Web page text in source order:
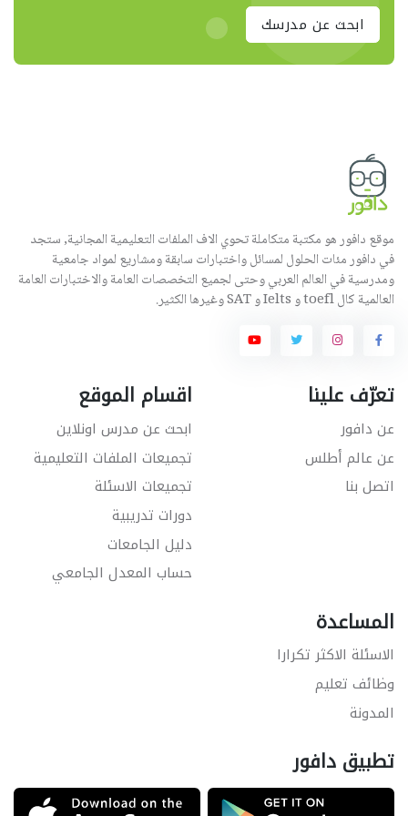
ابحث عن مدرسك
موقع دافور هو مكتبة متكاملة تحوي الاف الملفات التعليمية المجانية, ستجد
في دافور مئات الحلول لمسائل واختبارات سابقة ومشاريع لمواد جامعية
ومدرسية في العالم العربي وحتى لجميع التخصصات العامة والاختبارات العامة
العالمية كال toefl و Ielts و SAT وغيرها الكثير.
تعرّف علينا
عن دافور
عن عالم أطلس
اتصل بنا
اقسام الموقع
ابحث عن مدرس اونلاين
تجميعات الملفات التعليمية
تجميعات الاسئلة
دورات تدريبية
دليل الجامعات
حساب المعدل الجامعي
المساعدة
الاسئلة الاكثر تكرارا
وظائف تعليم
المدونة
تطبيق دافور